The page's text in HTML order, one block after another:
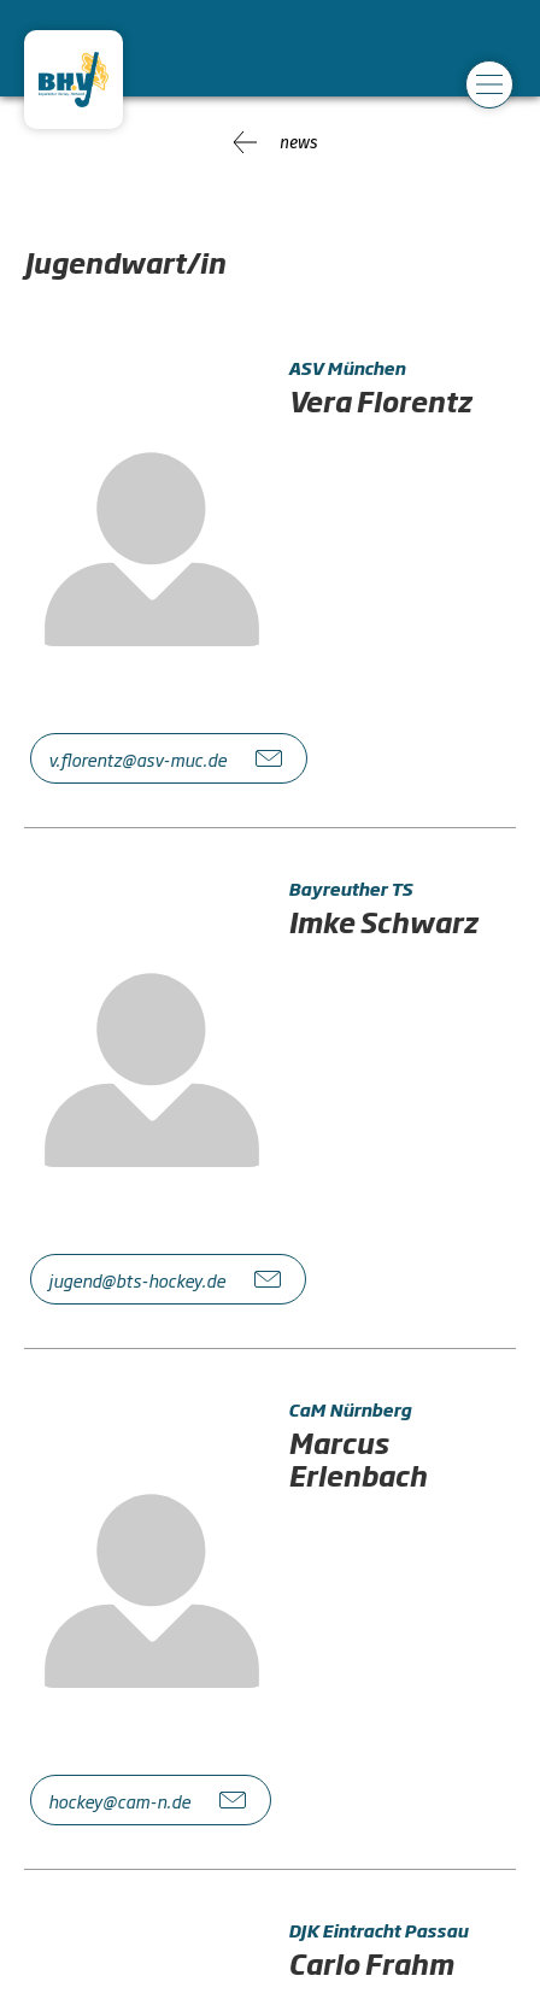
news
Jugendwart/in
ASV München
Vera Florentz
v.florentz@asv-muc.de
Bayreuther TS
Imke Schwarz
jugend@bts-hockey.de
CaM Nürnberg
Marcus
Erlenbach
hockey@cam-n.de
DJK Eintracht Passau
Carlo Frahm